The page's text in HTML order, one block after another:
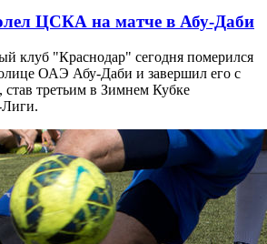
ЦСКА на матче в Абу-Даби
клуб "Краснодар" сегодня померился
ОАЭ Абу-Даби и завершил его с
третьим в Зимнем Кубке
Лиги.